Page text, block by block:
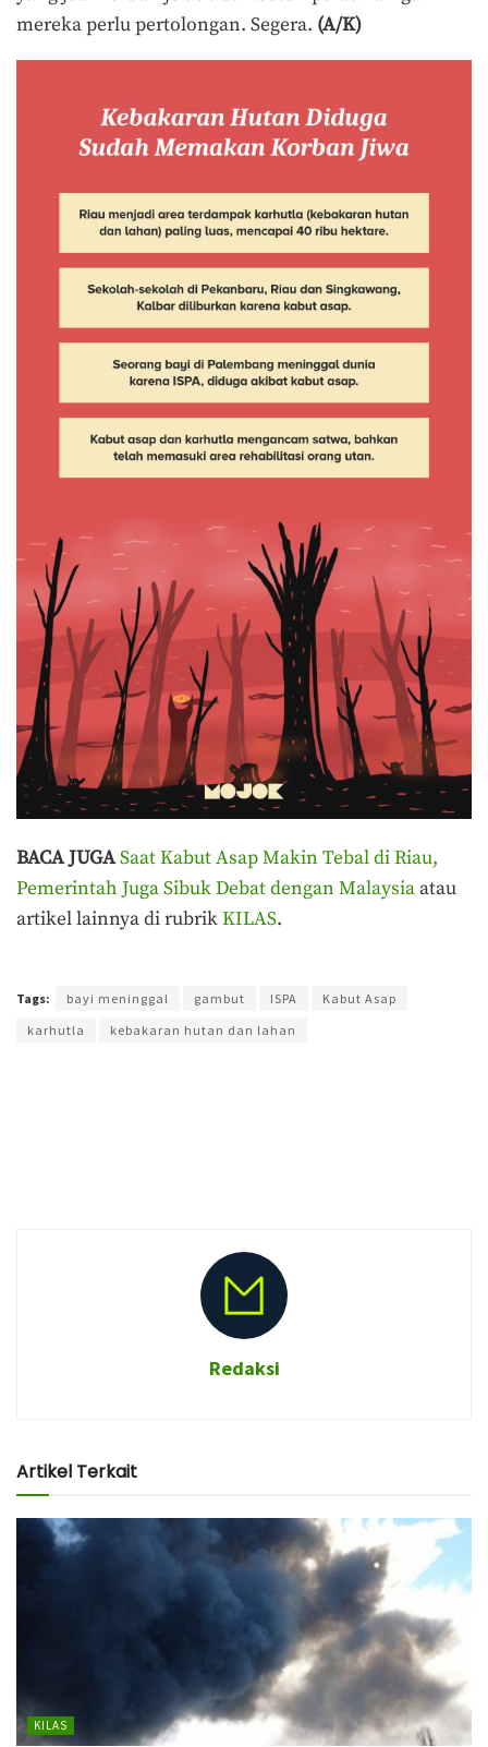
mereka perlu pertolongan. Segera. (A/K)
BACA JUGASaat Kabut Asap Makin Tebal di Riau,
Pemerintah Juga Sibuk Debat dengan Malaysiaatau
artikel lainnya di rubrikKILAS.
Tags: bayi meninggal gambut ISPA
Kabut Asap
karhutla
kebakaran hutan dan lahan
Redaksi
Artikel Terkait
KILAS